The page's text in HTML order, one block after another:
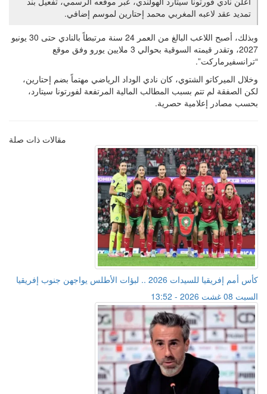
تمديد عقد لاعبه المغربي محمد إحتارين لموسم إضافي.
وبذلك، أصبح اللاعب البالغ من العمر 24 سنة مرتبطاً بالنادي حتى 30 يونيو
2027، وتقدر قيمته السوقية بحوالي 3 ملايين يورو وفق موقع
“ترانسفيرماركت”.
وخلال الميركاتو الشتوي، كان نادي الوداد الرياضي مهتماً بضم إحتارين،
لكن الصفقة لم تتم بسبب المطالب المالية المرتفعة لفورتونا سيتارد،
بحسب مصادر إعلامية حصرية.
مقالات ذات صلة
كأس أمم إفريقيا للسيدات 2026 .. لبؤات الأطلس يواجهن جنوب إفريقيا
السبت 08 غشت 2026 - 13:52